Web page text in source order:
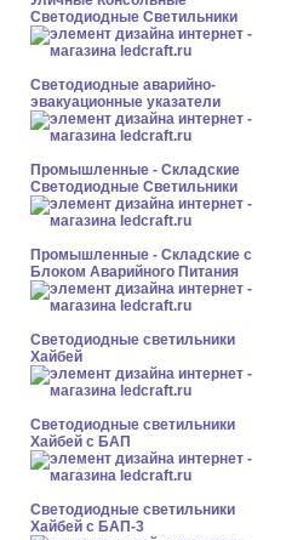
Светодиодные Светильники
Светодиодные аварийно-
эвакуационные указатели
Промышленные - Складские
Светодиодные Светильники
Промышленные - Складские с
Блоком Аварийного Питания
Светодиодные светильники
Хайбей
Светодиодные светильники
Хайбей с БАП
Светодиодные светильники
Хайбей с БАП-3